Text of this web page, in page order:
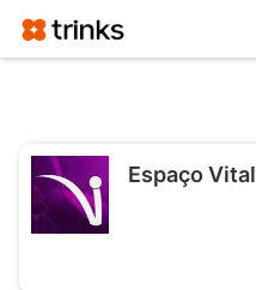
Espaço Vital